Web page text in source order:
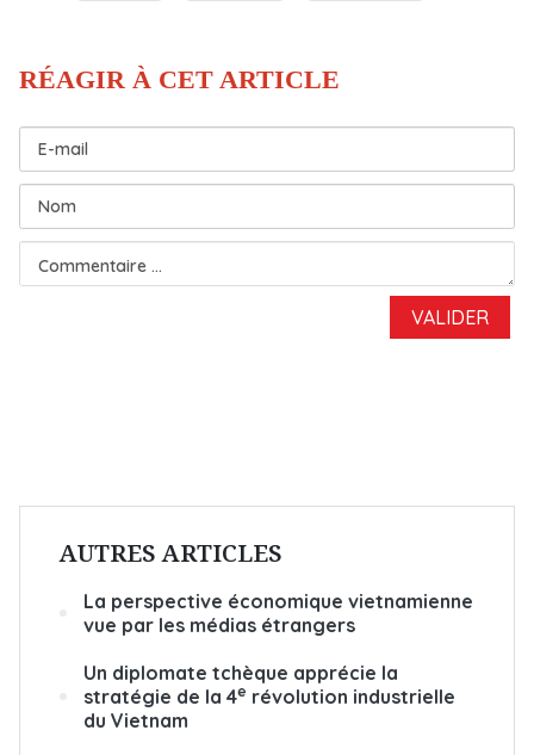
AUTRES ARTICLES
La perspective économique vietnamienne
vue par les médias étrangers
Un diplomate tchèque apprécie la
stratégie de la 4e révolution industrielle
du Vietnam